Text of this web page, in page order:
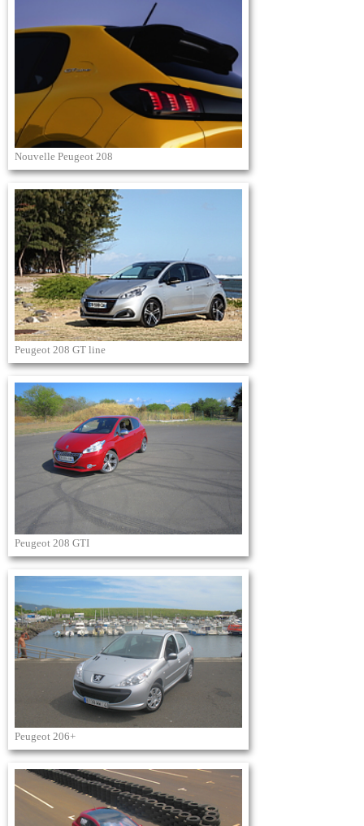
Nouvelle Peugeot 208
Peugeot 208 GT line
Peugeot 208 GTI
Peugeot 206+